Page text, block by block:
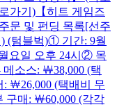
가기)【히트 게임즈
문 및 펀딩 목록[선주
(텀블벅)① 기간: 9월
요일 오후 24시② 목
소스: ​￦38,000 (택
￦26,000 (택배비 무
구매: ￦60,000 (각각